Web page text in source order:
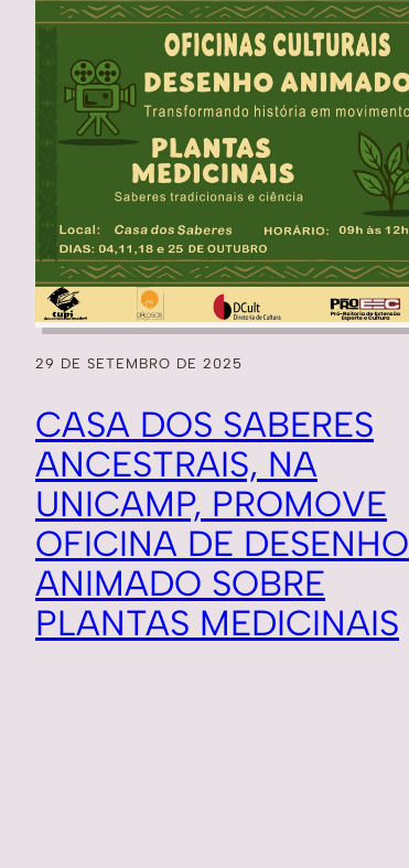
29 DE SETEMBRO DE 2025
CASA DOS SABERES
ANCESTRAIS, NA
UNICAMP, PROMOVE
OFICINA DE DESENHO
ANIMADO SOBRE
PLANTAS MEDICINAIS